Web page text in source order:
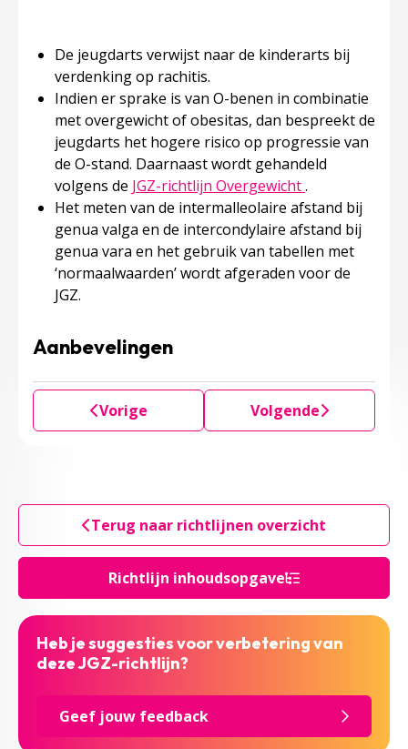
Richtlijn inhoudsopgave
De jeugdarts verwijst naar de kinderarts bij
verdenking op rachitis.
Indien er sprake is van O-benen in combinatie
met overgewicht of obesitas, dan bespreekt de
jeugdarts het hogere risico op progressie van
de O-stand. Daarnaast wordt gehandeld
volgens de JGZ-richtlijn OvergewichtDeze linkt
.
Het meten van de intermalleolaire afstand bij
genua valga en de intercondylaire afstand bij
genua vara en het gebruik van tabellen met
‘normaalwaarden’ wordt afgeraden voor de
JGZ.
Aanbevelingen
Vorige Volgende
Terug naar richtlijnen overzicht
Heb je suggesties voor verbetering van
deze JGZ-richtlijn?
Geef jouw feedback